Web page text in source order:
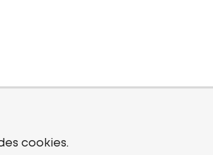
cookies.